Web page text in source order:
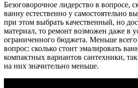
Безоговорочное лидерство в вопросе,
ванну естественно у самостоятельно
при этом выбрать качественный, но
материал, то ремонт возможен даже в
ограниченного бюджета. Меньше
вопрос: сколько стоит эмалировать
компактных вариантов сантехники,
на них значительно меньше.